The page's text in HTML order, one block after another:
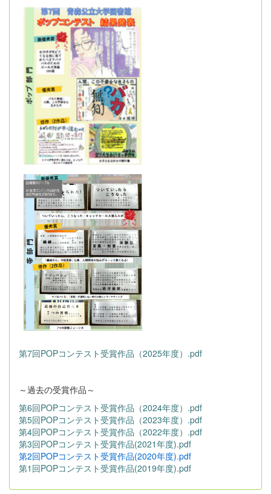
第7回POPコンテスト受賞作品（2025年度）.pdf
～過去の受賞作品～
第6回POPコンテスト受賞作品（2024年度）.pdf
第5回POPコンテスト受賞作品（2023年度）.pdf
第4回POPコンテスト受賞作品（2022年度）.pdf
第3回POPコンテスト受賞作品(2021年度).pdf
第2回POPコンテスト受賞作品(2020年度).pdf
第1回POPコンテスト受賞作品(2019年度).pdf